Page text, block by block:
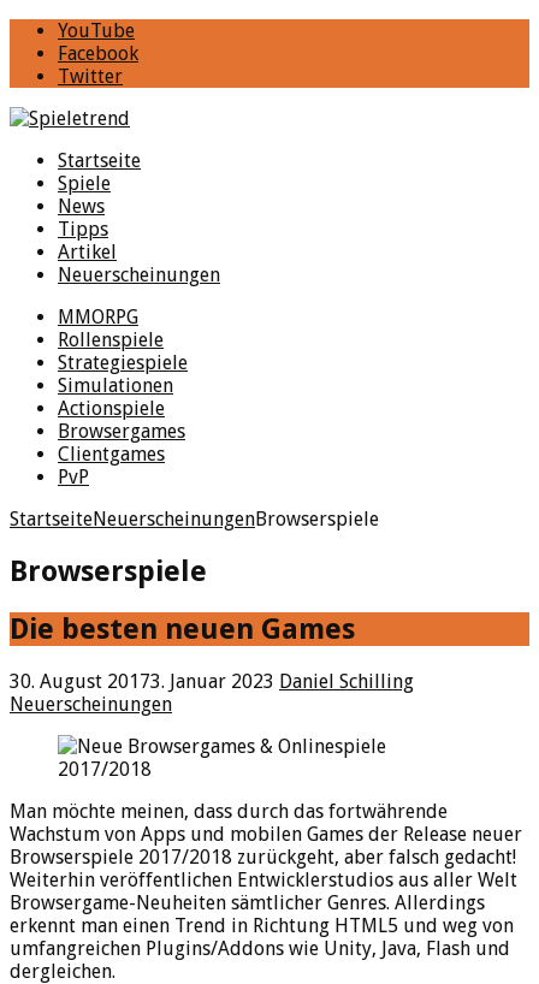
YouTube
Facebook
Twitter
Startseite
Spiele
News
Tipps
Artikel
Neuerscheinungen
MMORPG
Rollenspiele
Strategiespiele
Simulationen
Actionspiele
Browsergames
Clientgames
PvP
StartseiteNeuerscheinungenBrowserspiele
Browserspiele
Die besten neuen Games
30. August 20173. Januar 2023 Daniel Schilling
Neuerscheinungen
Man möchte meinen, dass durch das fortwährende
Wachstum von Apps und mobilen Games der Release neuer
Browserspiele 2017/2018 zurückgeht, aber falsch gedacht!
Weiterhin veröffentlichen Entwicklerstudios aus aller Welt
Browsergame-Neuheiten sämtlicher Genres. Allerdings
erkennt man einen Trend in Richtung HTML5 und weg von
umfangreichen Plugins/Addons wie Unity, Java, Flash und
dergleichen.